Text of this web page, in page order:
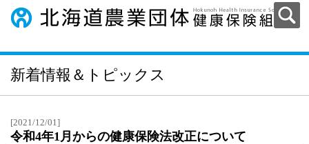
新着情報＆トピックス
[2021/12/01]
令和4年1月からの健康保険法改正について